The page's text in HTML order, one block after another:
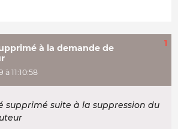
à la demande de
à 11:10:58
1
supprimé suite à la suppression du